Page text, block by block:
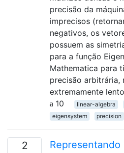
precisão da
imprecisos
negativos, os
possuem as
para a função
Mathematica para
precisão arbitrária,
extremamente
10
linear-algebra
eigensystem
precision
2
Representando